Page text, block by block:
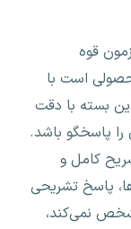
قوه
است با
بسته با دقت
را پاسخگو باشد.
کامل و
پاسخ تشریحی
نمی‌کند،